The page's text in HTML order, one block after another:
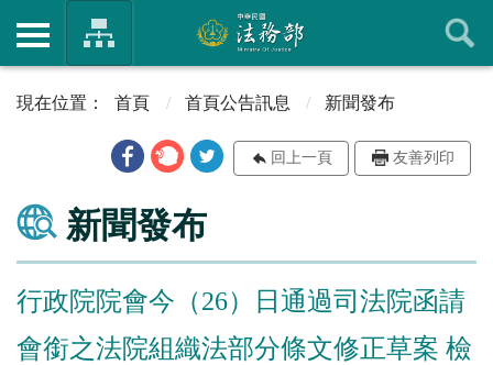
首頁 首頁公告訊息 新聞發布
回上一頁 友善列印
新聞發布
行政院院會今（26）日通過司法院函請
會銜之法院組織法部分條文修正草案 檢